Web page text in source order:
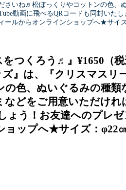
いね♬松ぼっくりやコットンの色、
動画に飛べるQRコードも同封いた
ールからオンラインショップへ★サイ
つくろう♬』¥1650（
』は、『クリスマスリ
色、ぬいぐるみの種
どをご用意いただけれ
ょう！お友達へのプレ
ョップへ★サイズ：φ22